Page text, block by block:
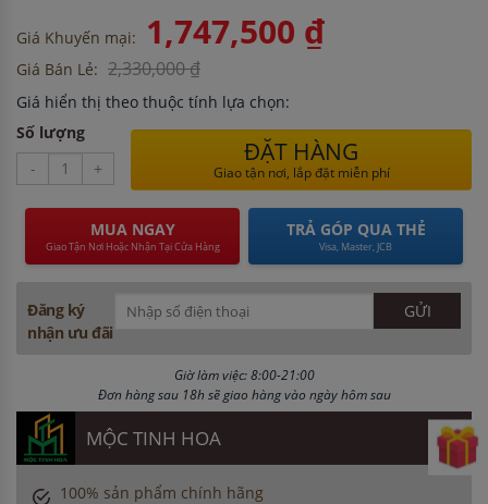
Giá Khuyến mại: 1,747,500 ₫
Giá Bán Lẻ: 2,330,000 ₫
Giá hiển thị theo thuộc tính lựa chọn:
Số lượng
-
+
ĐẶT HÀNG
Giao tận nơi, lắp đặt miễn phí
MUA NGAY
Giao Tận Nơi Hoặc Nhận Tại Cửa Hàng
TRẢ GÓP QUA THẺ
Visa, Master, JCB
Đăng ký
nhận ưu đãi
Giờ làm việc: 8:00-21:00
Đơn hàng sau 18h sẽ giao hàng vào ngày hôm sau
MỘC TINH HOA
100% sản phẩm chính hãng